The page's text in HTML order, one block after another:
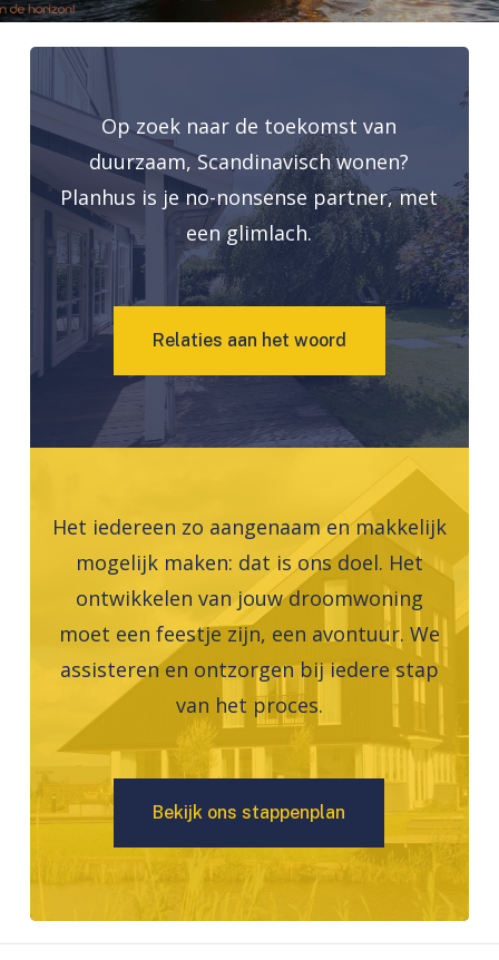
Op zoek naar de toekomst van
duurzaam, Scandinavisch wonen?
Planhus is je no-nonsense partner, met
een glimlach.
Relaties aan het woord
Het iedereen zo aangenaam en makkelijk
mogelijk maken: dat is ons doel. Het
ontwikkelen van jouw droomwoning
moet een feestje zijn, een avontuur. We
assisteren en ontzorgen bij iedere stap
van het proces.
Bekijk ons stappenplan